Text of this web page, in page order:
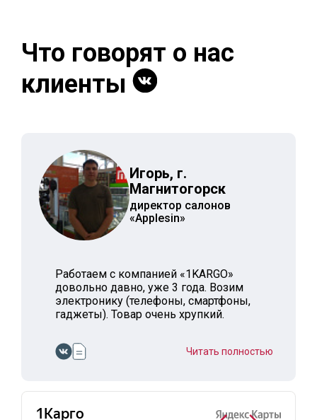
Что говорят о нас
клиенты
Игорь, г.
Магнитогорск
директор салонов
«Applesin»
Работаем с компанией «1KARGO»
довольно давно, уже 3 года. Возим
электронику (телефоны, смартфоны,
гаджеты). Товар очень хрупкий.
Груз доставляется в срок. Всем
довольны.
Читать полностью